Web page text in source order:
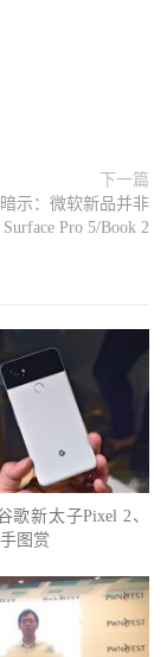
下一篇
示：微软新品并非
Surface Pro 5/Book 2
歌新太子Pixel 2、
图赏